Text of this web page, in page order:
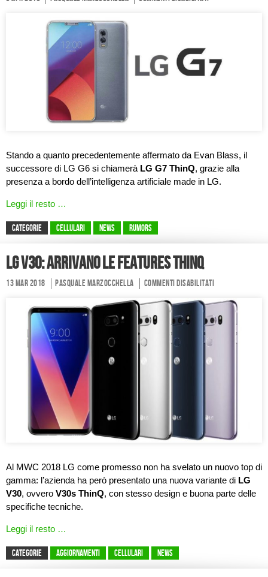
Stando a quanto precedentemente affermato da Evan Blass, il
successore di LG G6 si chiamerà LG G7 ThinQ, grazie alla
presenza a bordo dell’intelligenza artificiale made in LG.
Leggi il resto …
CATEGORIE Cellulari News Rumors
LG V30: arrivano le features ThinQ
13 Mar 2018 Pasquale Marzocchella Commenti disabilitati
Al MWC 2018 LG come promesso non ha svelato un nuovo top di
gamma: l’azienda ha però presentato una nuova variante di LG
V30, ovvero V30s ThinQ, con stesso design e buona parte delle
specifiche tecniche.
Leggi il resto …
CATEGORIE Aggiornamenti Cellulari News